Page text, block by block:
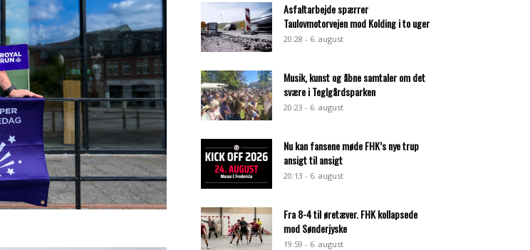
Asfaltarbejde spærrer
Taulovmotorvejen mod Kolding i to uger
20:28 - 6. august
Musik, kunst og åbne samtaler om det
svære i Teglgårdsparken
20:23 - 6. august
Nu kan fansene møde FHK’s nye trup
ansigt til ansigt
20:13 - 6. august
Fra 8-4 til øretæver. FHK kollapsede
mod Sønderjyske
19:59 - 6. august